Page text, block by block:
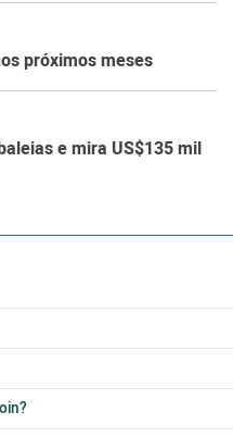
próximos meses
e mira US$135 mil